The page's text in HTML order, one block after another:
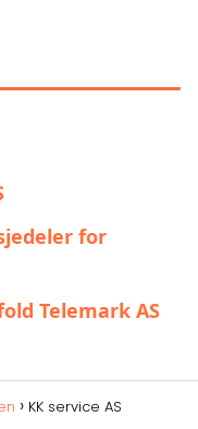
for
Telemark AS
KK service AS